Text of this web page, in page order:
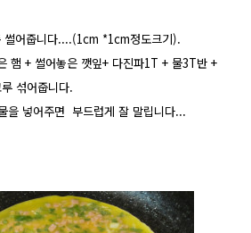
어줍니다....(1cm *1cm정도크기).
햄 + 썰어놓은 깻잎+ 다진파1T + 물3T반 +
섞어줍니다.
을 넣어주면 부드럽게 잘 말립니다...